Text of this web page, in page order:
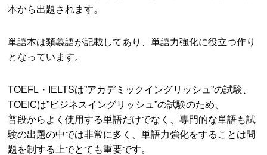
本から出題されます。
単語本は類義語が記載してあり、単語力強化に役立つ作り
となっています。
TOEFL・IELTSは”アカデミックイングリッシュ”の試験、
TOEICは”ビジネスイングリッシュ”の試験のため、
普段からよく使用する単語だけでなく、専門的な単語も試
験の出題の中では非常に多く、単語力強化をすることは問
題を制する上でとても重要です。